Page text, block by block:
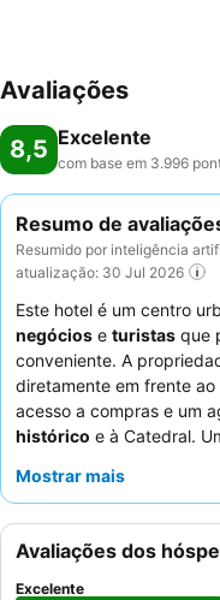
Avaliações
8,5 Excelente
com base em 3.996
Resumo de
Resumido por inteligência
atualização: 30 Jul 2026
Este hotel é um centro
negócios e turistas que
conveniente. A
diretamente em frente
acesso a compras e um
histórico e à Catedral.
elevador, uma vantagem
funcionários simpáticos
almoçovariado e de alta
tranquila, considere pedir
Mostrar mais
Avaliações dos
Excelente